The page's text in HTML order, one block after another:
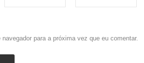
para a próxima vez que eu comentar.